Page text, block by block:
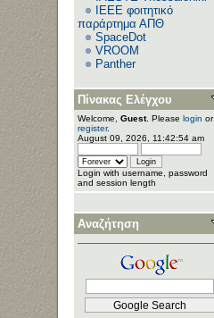
IEEE φοιτητικό
παράρτημα ΑΠΘ
SpaceDot
VROOM
Panther
Πίνακας Ελέγχου
Welcome, Guest. Please login or
register.
August 09, 2026, 11:42:54 am
Login with username, password
and session length
Αναζήτηση